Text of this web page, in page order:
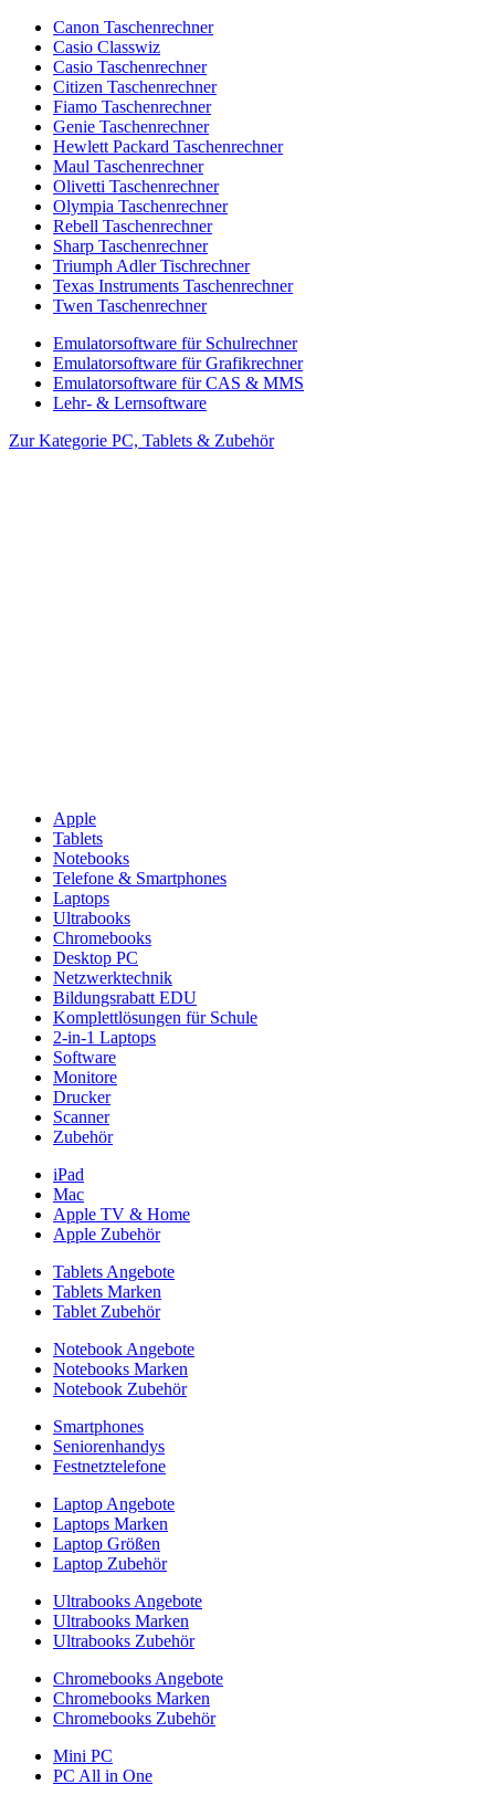
Canon Taschenrechner
Casio Classwiz
Casio Taschenrechner
Citizen Taschenrechner
Fiamo Taschenrechner
Genie Taschenrechner
Hewlett Packard Taschenrechner
Maul Taschenrechner
Olivetti Taschenrechner
Olympia Taschenrechner
Rebell Taschenrechner
Sharp Taschenrechner
Triumph Adler Tischrechner
Texas Instruments Taschenrechner
Twen Taschenrechner
Emulatorsoftware für Schulrechner
Emulatorsoftware für Grafikrechner
Emulatorsoftware für CAS & MMS
Lehr- & Lernsoftware
Zur Kategorie PC, Tablets & Zubehör
Apple
Tablets
Notebooks
Telefone & Smartphones
Laptops
Ultrabooks
Chromebooks
Desktop PC
Netzwerktechnik
Bildungsrabatt EDU
Komplettlösungen für Schule
2-in-1 Laptops
Software
Monitore
Drucker
Scanner
Zubehör
iPad
Mac
Apple TV & Home
Apple Zubehör
Tablets Angebote
Tablets Marken
Tablet Zubehör
Notebook Angebote
Notebooks Marken
Notebook Zubehör
Smartphones
Seniorenhandys
Festnetztelefone
Laptop Angebote
Laptops Marken
Laptop Größen
Laptop Zubehör
Ultrabooks Angebote
Ultrabooks Marken
Ultrabooks Zubehör
Chromebooks Angebote
Chromebooks Marken
Chromebooks Zubehör
Mini PC
PC All in One